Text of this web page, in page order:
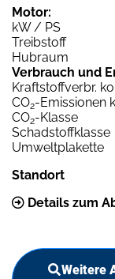
Motor:
kW / PS
Treibstoff
Hubraum
Verbrauch und
Kraftstoffverbr.
CO2-Emissionen
CO2-Klasse
Schadstoffklasse
Umweltplakette
Standort
Details zum
Weitere